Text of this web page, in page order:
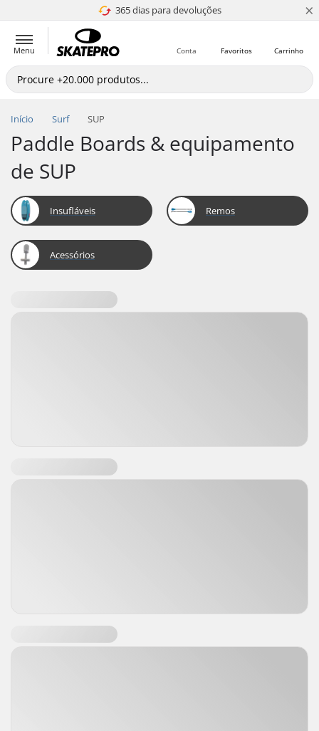
365 dias para devoluções
4.8 de 5 ×
Menu Carrinho
Favoritos
Conta
Início Surf SUP
Paddle Boards & equipamento
de SUP
Insufláveis Remos
Acessórios